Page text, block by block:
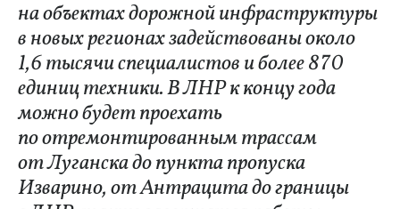
на объектах дорожной инфраструктуры
в новых регионах задействованы около
1,6 тысячи специалистов и более 870
единиц техники. В ЛНР к концу года
можно будет проехать
по отремонтированным трассам
от Луганска до пункта пропуска
Изварино, от Антрацита до границы